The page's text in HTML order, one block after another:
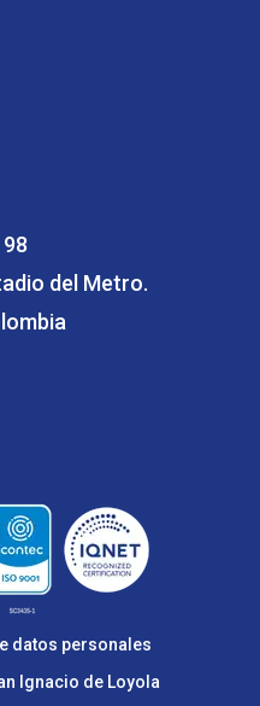
del Metro.
datos personales
Ignacio de Loyola